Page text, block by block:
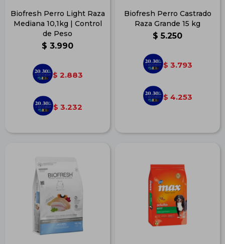
Biofresh Perro Light Raza
Mediana 10,1kg | Control
de Peso
$ 3.990
$ 2.883
$ 3.232
Biofresh Perro Castrado
Raza Grande 15 kg
$ 5.250
$ 3.793
$ 4.253